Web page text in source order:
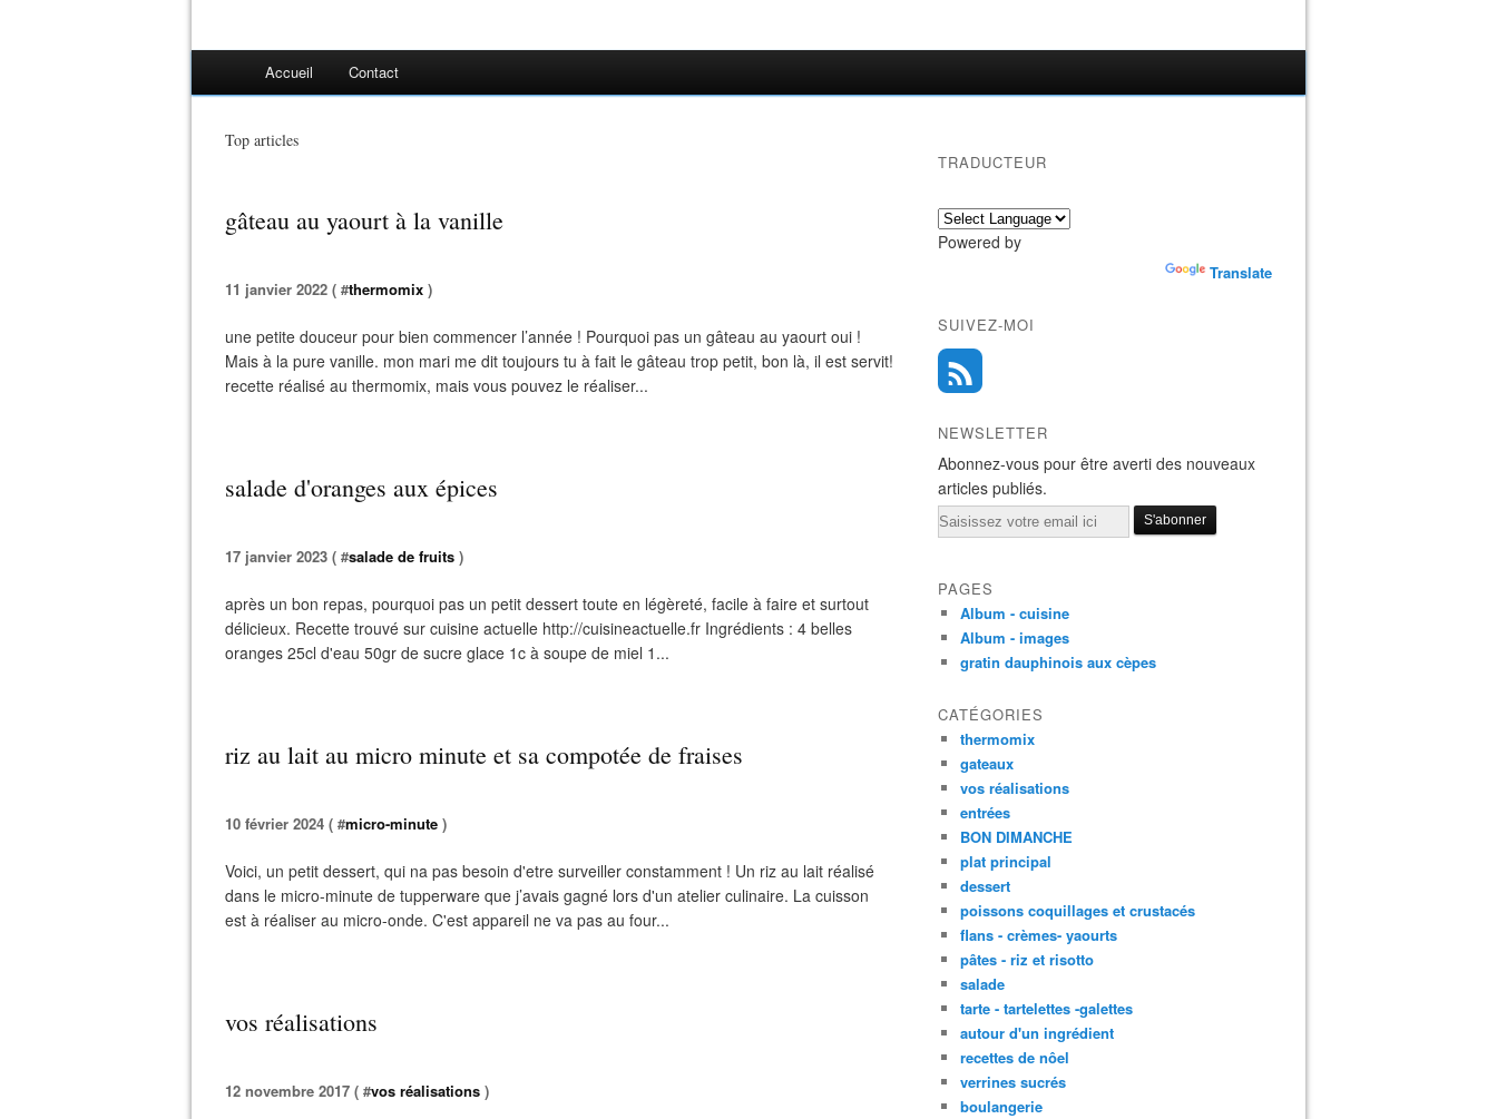
Accueil Contact
Top articles
gâteau au yaourt à la vanille
11 janvier 2022 ( #thermomix )
une petite douceur pour bien commencer l’année ! Pourquoi pas un gâteau au yaourt oui !
Mais à la pure vanille. mon mari me dit toujours tu à fait le gâteau trop petit, bon là, il est servit!
recette réalisé au thermomix, mais vous pouvez le réaliser...
salade d'oranges aux épices
17 janvier 2023 ( #salade de fruits )
après un bon repas, pourquoi pas un petit dessert toute en légèreté, facile à faire et surtout
délicieux. Recette trouvé sur cuisine actuelle http://cuisineactuelle.fr Ingrédients : 4 belles
oranges 25cl d'eau 50gr de sucre glace 1c à soupe de miel 1...
riz au lait au micro minute et sa compotée de fraises
10 février 2024 ( #micro-minute )
Voici, un petit dessert, qui na pas besoin d'etre surveiller constamment ! Un riz au lait réalisé
dans le micro-minute de tupperware que j’avais gagné lors d'un atelier culinaire. La cuisson
est à réaliser au micro-onde. C'est appareil ne va pas au four...
vos réalisations
12 novembre 2017 ( #vos réalisations )
TRADUCTEUR
Powered by
Translate
SUIVEZ-MOI
NEWSLETTER
Abonnez-vous pour être averti des nouveaux
articles publiés.
Email
PAGES
Album - cuisine
Album - images
gratin dauphinois aux cèpes
CATÉGORIES
thermomix
gateaux
vos réalisations
entrées
BON DIMANCHE
plat principal
dessert
poissons coquillages et crustacés
flans - crèmes- yaourts
pâtes - riz et risotto
salade
tarte - tartelettes -galettes
autour d'un ingrédient
recettes de nôel
verrines sucrés
boulangerie